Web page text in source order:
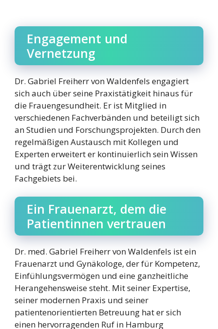
Engagement und
Vernetzung
Dr. Gabriel Freiherr von Waldenfels engagiert
sich auch über seine Praxistätigkeit hinaus für
die Frauengesundheit. Er ist Mitglied in
verschiedenen Fachverbänden und beteiligt sich
an Studien und Forschungsprojekten. Durch den
regelmäßigen Austausch mit Kollegen und
Experten erweitert er kontinuierlich sein Wissen
und trägt zur Weiterentwicklung seines
Fachgebiets bei.
Ein Frauenarzt, dem die
Patientinnen vertrauen
Dr. med. Gabriel Freiherr von Waldenfels ist ein
Frauenarzt und Gynäkologe, der für Kompetenz,
Einfühlungsvermögen und eine ganzheitliche
Herangehensweise steht. Mit seiner Expertise,
seiner modernen Praxis und seiner
patientenorientierten Betreuung hat er sich
einen hervorragenden Ruf in Hamburg